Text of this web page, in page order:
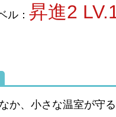
ル： 昇進2
か、小さな温室が守